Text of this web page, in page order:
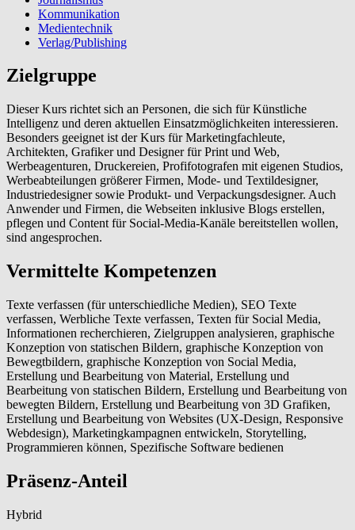
Kommunikation
Medientechnik
Verlag/Publishing
Zielgruppe
Dieser Kurs richtet sich an Personen, die sich für Künstliche
Intelligenz und deren aktuellen Einsatzmöglichkeiten interessieren.
Besonders geeignet ist der Kurs für Marketingfachleute,
Architekten, Grafiker und Designer für Print und Web,
Werbeagenturen, Druckereien, Profifotografen mit eigenen Studios,
Werbeabteilungen größerer Firmen, Mode- und Textildesigner,
Industriedesigner sowie Produkt- und Verpackungsdesigner. Auch
Anwender und Firmen, die Webseiten inklusive Blogs erstellen,
pflegen und Content für Social-Media-Kanäle bereitstellen wollen,
sind angesprochen.
Vermittelte Kompetenzen
Texte verfassen (für unterschiedliche Medien), SEO Texte
verfassen, Werbliche Texte verfassen, Texten für Social Media,
Informationen recherchieren, Zielgruppen analysieren, graphische
Konzeption von statischen Bildern, graphische Konzeption von
Bewegtbildern, graphische Konzeption von Social Media,
Erstellung und Bearbeitung von Material, Erstellung und
Bearbeitung von statischen Bildern, Erstellung und Bearbeitung von
bewegten Bildern, Erstellung und Bearbeitung von 3D Grafiken,
Erstellung und Bearbeitung von Websites (UX-Design, Responsive
Webdesign), Marketingkampagnen entwickeln, Storytelling,
Programmieren können, Spezifische Software bedienen
Präsenz-Anteil
Hybrid